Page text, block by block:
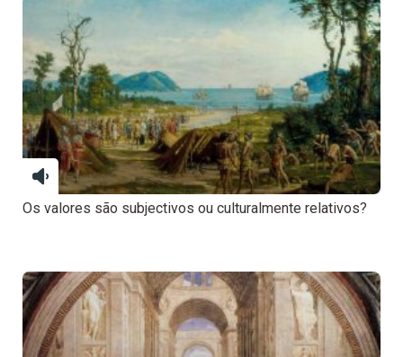
Os valores são subjectivos ou culturalmente relativos?